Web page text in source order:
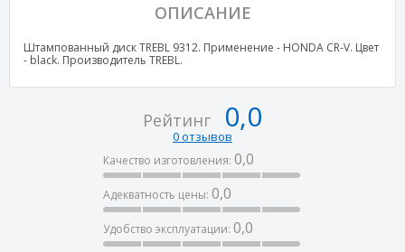
ОПИСАНИЕ
Штампованный диск TREBL 9312. Применение - HONDA CR-V. Цвет
- black. Производитель TREBL.
Рейтинг 0,0
0 отзывов
Качество изготовления: 0,0
Адекватность цены: 0,0
Удобство эксплуатации: 0,0